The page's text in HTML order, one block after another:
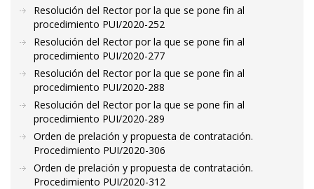
Resolución del Rector por la que se pone fin al
procedimiento PUI/2020-252
Resolución del Rector por la que se pone fin al
procedimiento PUI/2020-277
Resolución del Rector por la que se pone fin al
procedimiento PUI/2020-288
Resolución del Rector por la que se pone fin al
procedimiento PUI/2020-289
Orden de prelación y propuesta de contratación.
Procedimiento PUI/2020-306
Orden de prelación y propuesta de contratación.
Procedimiento PUI/2020-312